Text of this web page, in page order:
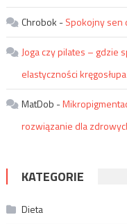
Chrobok -Spokojny sen
Joga czy pilates – gdzie
elastyczności
MatDob -
rozwiązanie dla
KATEGORIE
Dieta